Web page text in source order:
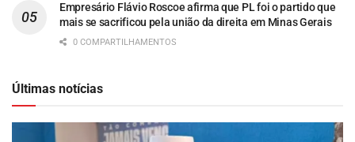
Empresário Flávio Roscoe afirma que PL foi o partido que
mais se sacrificou pela união da direita em Minas Gerais
0 COMPARTILHAMENTOS
Últimas notícias